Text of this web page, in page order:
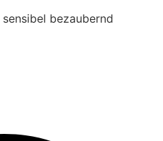
sensibel bezaubernd